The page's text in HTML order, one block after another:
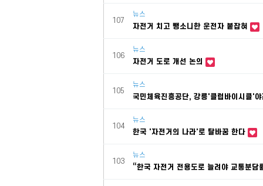
107
뉴스
자전거 치고 뺑소니한 운전자 붙잡혀
106
뉴스
자전거 도로 개선 논의
105
뉴스
국민체육진흥공단, 강릉'클럽바이시클'
104
뉴스
한국 '자전거의 나라'로 탈바꿈 한다
103
뉴스
“한국 자전거 전용도로 늘려야 교통분